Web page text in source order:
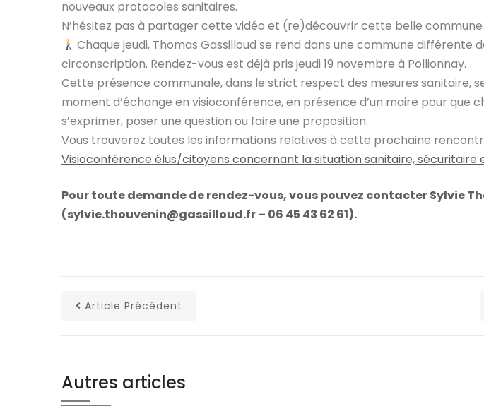
nouveaux protocoles sanitaires.
N’hésitez pas à partager cette vidéo et (re)découvrir cette belle commune
Chaque jeudi, Thomas Gassilloud se rend dans une commune différente
circonscription. Rendez-vous est déjà pris jeudi 19 novembre à Pollionnay.
Cette présence communale, dans le strict respect des mesures sanitaire,
moment d’échange en visioconférence, en présence d’un maire pour que
s’exprimer, poser une question ou faire une proposition.
Vous trouverez toutes les informations relatives à cette prochaine
Visioconférence élus/citoyens concernant la situation sanitaire, sécuritaire
Pour toute demande de rendez-vous, vous pouvez contacter Sylvie
(sylvie.thouvenin@gassilloud.fr – 06 45 43 62 61).
Article Précédent
Autres articles